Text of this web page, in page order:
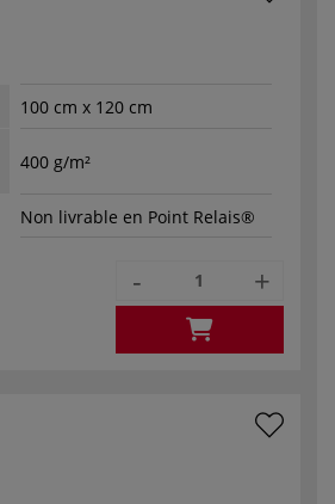
100 cm x 120 cm
400 g/m²
Non livrable en Point Relais®
- +